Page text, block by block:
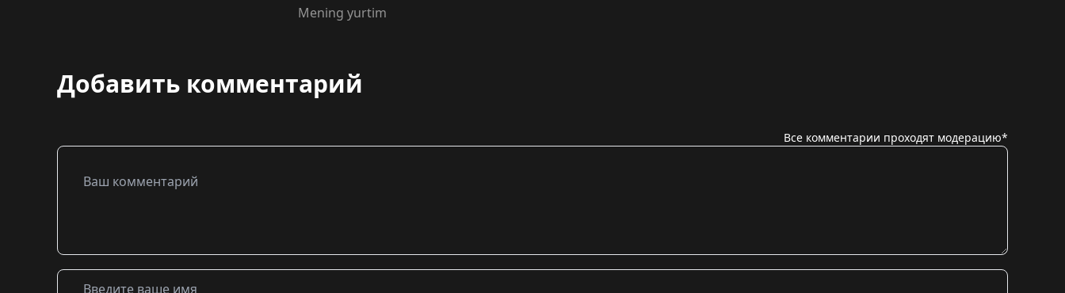
Mening yurtim
Добавить комментарий
Все комментарии проходят модерацию*